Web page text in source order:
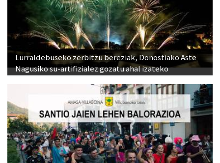
Lurraldebuseko zerbitzu bereziak, Donostiako Aste
Nagusiko su-artifizialez gozatu ahal izateko